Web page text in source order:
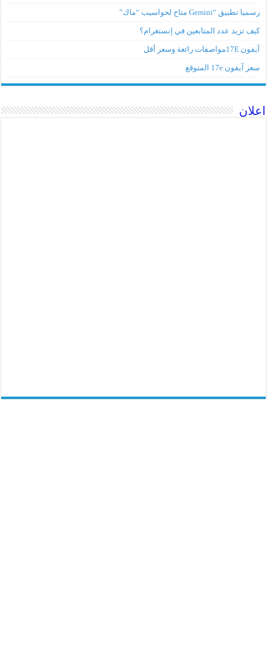
رسميا تطبيق “Gemini متاح لحواسيب “ماك”
كيف تزيد عدد المتابعين في إنستغرام؟
آيفون 17Eمواصفات رائعة وسعر أقل
سعر آيفون 17e المتوقع
اعلان